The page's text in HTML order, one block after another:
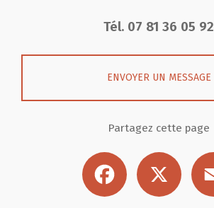
Tél. 07 81 36 05 92
ENVOYER UN MESSAGE
Partagez cette page
Facebook